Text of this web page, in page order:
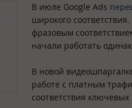
В июле Google Ads
широкого
фразовым
начали работать
В новой
работе с платным
соответствия